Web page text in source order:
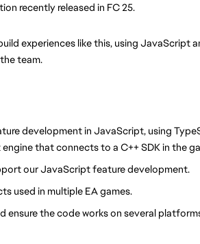
recently released in FC 25.
experiences like this, using JavaScript
team.
development in JavaScript, using
that connects to a C++ SDK in the
our JavaScript feature development.
used in multiple EA games.
ensure the code works on several